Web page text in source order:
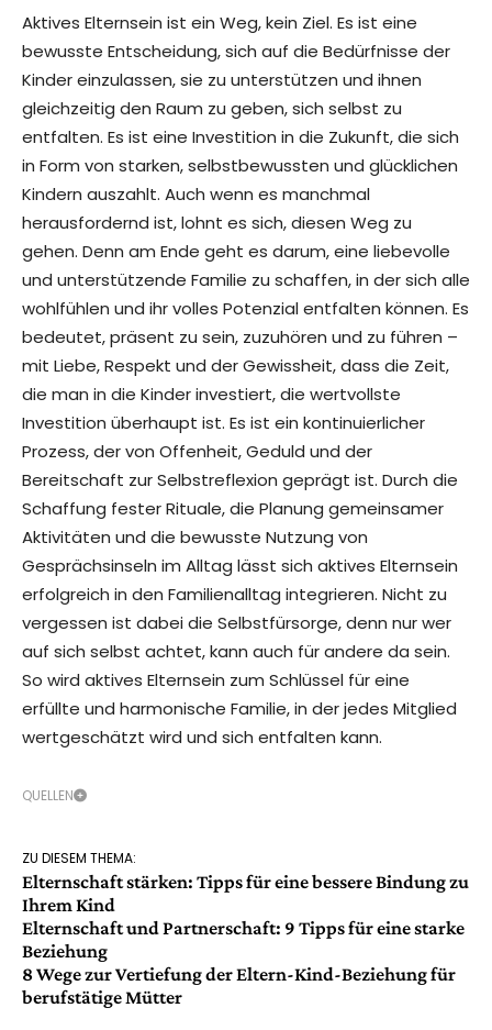
Aktives Elternsein ist ein Weg, kein Ziel. Es ist eine
bewusste Entscheidung, sich auf die Bedürfnisse der
Kinder einzulassen, sie zu unterstützen und ihnen
gleichzeitig den Raum zu geben, sich selbst zu
entfalten. Es ist eine Investition in die Zukunft, die sich
in Form von starken, selbstbewussten und glücklichen
Kindern auszahlt. Auch wenn es manchmal
herausfordernd ist, lohnt es sich, diesen Weg zu
gehen. Denn am Ende geht es darum, eine liebevolle
und unterstützende Familie zu schaffen, in der sich alle
wohlfühlen und ihr volles Potenzial entfalten können. Es
bedeutet, präsent zu sein, zuzuhören und zu führen –
mit Liebe, Respekt und der Gewissheit, dass die Zeit,
die man in die Kinder investiert, die wertvollste
Investition überhaupt ist. Es ist ein kontinuierlicher
Prozess, der von Offenheit, Geduld und der
Bereitschaft zur Selbstreflexion geprägt ist. Durch die
Schaffung fester Rituale, die Planung gemeinsamer
Aktivitäten und die bewusste Nutzung von
Gesprächsinseln im Alltag lässt sich aktives Elternsein
erfolgreich in den Familienalltag integrieren. Nicht zu
vergessen ist dabei die Selbstfürsorge, denn nur wer
auf sich selbst achtet, kann auch für andere da sein.
So wird aktives Elternsein zum Schlüssel für eine
erfüllte und harmonische Familie, in der jedes Mitglied
wertgeschätzt wird und sich entfalten kann.
QUELLEN
ZU DIESEM THEMA:
Elternschaft stärken: Tipps für eine bessere Bindung zu
Ihrem Kind
Elternschaft und Partnerschaft: 9 Tipps für eine starke
Beziehung
8 Wege zur Vertiefung der Eltern-Kind-Beziehung für
berufstätige Mütter